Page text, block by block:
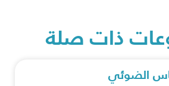
ذات صلة
الضوئي